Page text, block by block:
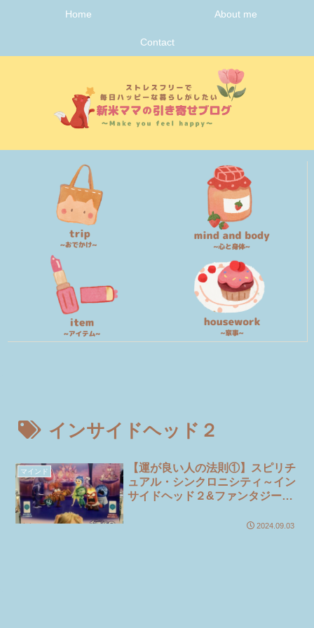
Home About me
Contact
インサイドヘッド２
マインド
【運が良い人の法則①】スピリチ
ュアル・シンクロニシティ～イン
サイドヘッド２&ファンタジース
2024.09.03